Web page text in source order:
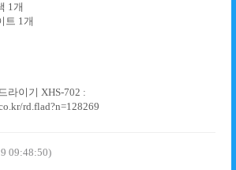
1개
트 1개
라이기 XHS-702 :
rd.flad?n=128269
09:48:50)